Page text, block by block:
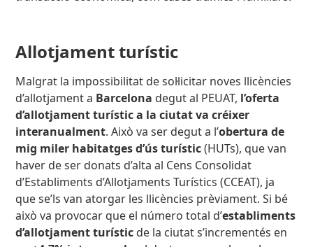
Allotjament turístic
Malgrat la impossibilitat de sol·licitar noves llicències
d’allotjament a Barcelona degut al PEUAT, l’oferta
d’allotjament turística la ciutat va créixer
interanualment. Això va ser degut a l’obertura de
mig miler habitatges d’ús turístic(HUTs), que van
haver de ser donats d’alta al Cens Consolidat
d’Establiments d’Allotjaments Turístics (CCEAT), ja
que se’ls van atorgar les llicències prèviament. Si bé
això va provocar que el número total d’establiments
d’allotjament turístic de la ciutat s’incrementés en